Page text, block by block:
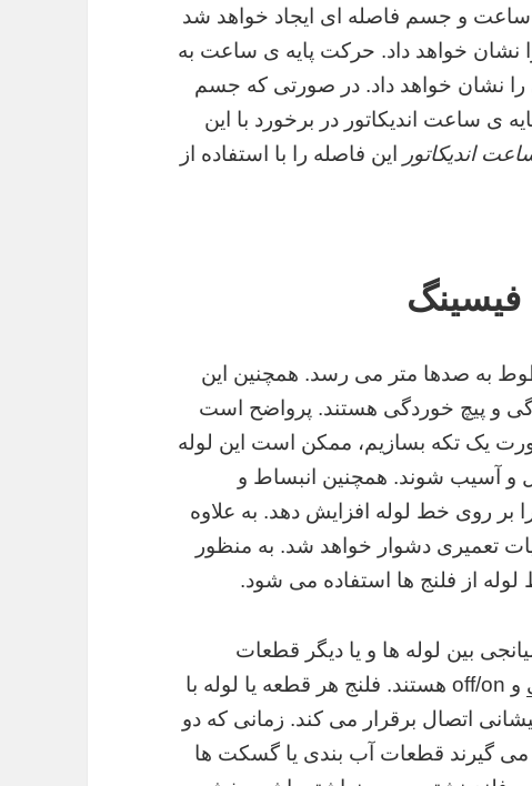
ساعت و جسم فاصله ای ایجاد خواهد شد
نشان خواهد داد. حرکت پایه ی ساعت به
نشان خواهد داد. در صورتی که جسم
ی ساعت اندیکاتور در برخورد با این
اندیکاتور این فاصله را با استفاده از
فیسینگ
به صدها متر می رسد. همچنین این
و پیچ خوردگی هستند. پرواضح است
یک تکه بسازیم، ممکن است این لوله
و آسیب شوند. همچنین انبساط و
بر روی خط لوله افزایش دهد. به علاوه
تعمیری دشوار خواهد شد. به منظور
از فلنج ها استفاده می شود.
بین لوله ها و یا دیگر قطعات
و off/on هستند. فلنج هر قطعه یا لوله با
اتصال برقرار می کند. زمانی که دو
می گیرند قطعات آب بندی یا گسکت ها